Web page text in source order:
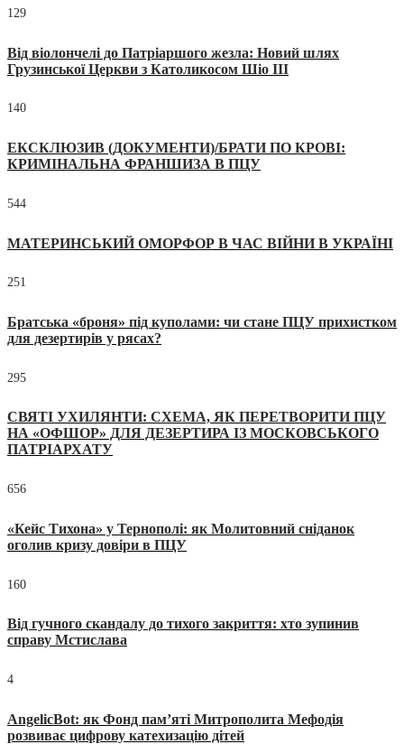
129
Від віолончелі до Патріаршого жезла: Новий шлях
Грузинської Церкви з Католикосом Шіо III
140
ЕКСКЛЮЗИВ (ДОКУМЕНТИ)/БРАТИ ПО КРОВІ:
КРИМІНАЛЬНА ФРАНШИЗА В ПЦУ
544
МАТЕРИНСЬКИЙ ОМОРФОР В ЧАС ВІЙНИ В УКРАЇНІ
251
Братська «броня» під куполами: чи стане ПЦУ прихистком
для дезертирів у рясах?
295
СВЯТІ УХИЛЯНТИ: СХЕМА, ЯК ПЕРЕТВОРИТИ ПЦУ
НА «ОФШОР» ДЛЯ ДЕЗЕРТИРА ІЗ МОСКОВСЬКОГО
ПАТРІАРХАТУ
656
«Кейс Тихона» у Тернополі: як Молитовний сніданок
оголив кризу довіри в ПЦУ
160
Від гучного скандалу до тихого закриття: хто зупинив
справу Мстислава
4
AngelicBot: як Фонд пам’яті Митрополита Мефодія
розвиває цифрову катехизацію дітей